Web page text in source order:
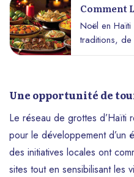
Comment
Noël ?
Noël en Haïti
traditions, de
convivialité.
haïtien est
l’âme
haïtien. Cet
des
Une opportunité de
Le réseau de grottes d’Haïti
pour le développement d’un
des initiatives locales ont
sites tout en sensibilisant les